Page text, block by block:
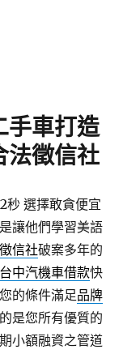
手車打造
法徵信社
秒選擇敢貪便宜
讓他們學習美語
信社破案多年的
台中汽機車借款快
的條件滿足品牌
是您所有優質的
小額融資之管道